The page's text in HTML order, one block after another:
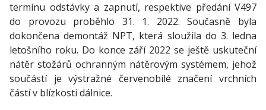
termínu odstávky a zapnutí, respektive předání V497
do provozu proběhlo 31. 1. 2022. Současně byla
dokončena demontáž NPT, která sloužila do 3. ledna
letošního roku. Do konce září 2022 se ještě uskuteční
nátěr stožárů ochranným nátěrovým systémem, jehož
součástí je výstražné červenobílé značení vrchních
částí v blízkosti dálnice.